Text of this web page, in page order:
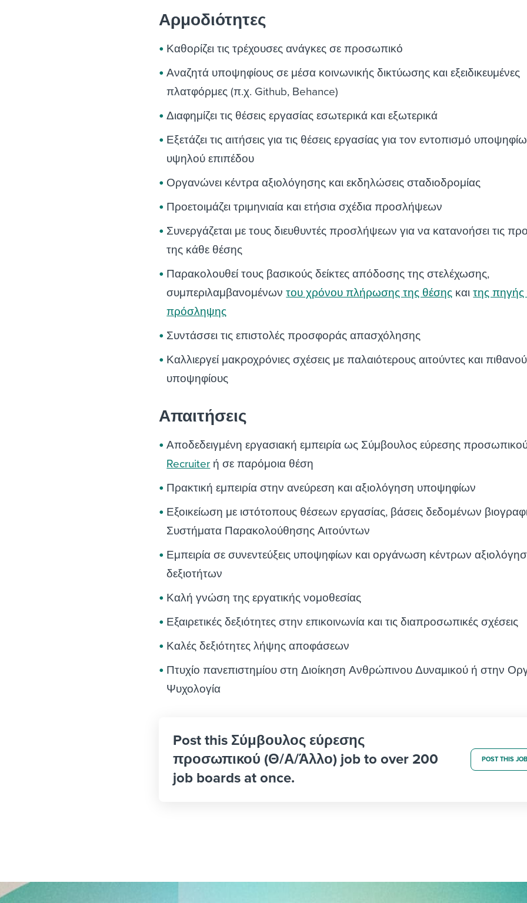
Αρμοδιότητες
Καθορίζει τις τρέχουσες ανάγκες σε προσωπικό
Αναζητά υποψηφίους σε μέσα κοινωνικής δικτύωσης και εξειδικευμένες
πλατφόρμες (π.χ. Github, Behance)
Διαφημίζει τις θέσεις εργασίας εσωτερικά και εξωτερικά
Εξετάζει τις αιτήσεις για τις θέσεις εργασίας για τον εντοπισμό
υψηλού επιπέδου
Οργανώνει κέντρα αξιολόγησης και εκδηλώσεις σταδιοδρομίας
Προετοιμάζει τριμηνιαία και ετήσια σχέδια προσλήψεων
Συνεργάζεται με τους διευθυντές προσλήψεων για να κατανοήσει τις
της κάθε θέσης
Παρακολουθεί τους βασικούς δείκτες απόδοσης της στελέχωσης,
συμπεριλαμβανομένωντου χρόνου πλήρωσης της θέσης καιτης πηγής
πρόσληψης
Συντάσσει τις επιστολές προσφοράς απασχόλησης
Καλλιεργεί μακροχρόνιες σχέσεις με παλαιότερους αιτούντες και
υποψηφίους
Απαιτήσεις
Αποδεδειγμένη εργασιακή εμπειρία ως Σύμβουλος εύρεσης
Recruiter ή σε παρόμοια θέση
Πρακτική εμπειρία στην ανεύρεση και αξιολόγηση υποψηφίων
Εξοικείωση με ιστότοπους θέσεων εργασίας, βάσεις δεδομένων
Συστήματα Παρακολούθησης Αιτούντων
Εμπειρία σε συνεντεύξεις υποψηφίων και οργάνωση κέντρων
δεξιοτήτων
Καλή γνώση της εργατικής νομοθεσίας
Εξαιρετικές δεξιότητες στην επικοινωνία και τις διαπροσωπικές σχέσεις
Καλές δεξιότητες λήψης αποφάσεων
Πτυχίο πανεπιστημίου στη Διοίκηση Ανθρώπινου Δυναμικού ή στην
Ψυχολογία
Post this Σύμβουλος εύρεσης
προσωπικού (Θ/Α/Άλλο) job to over 200
job boards at once.
POST THIS